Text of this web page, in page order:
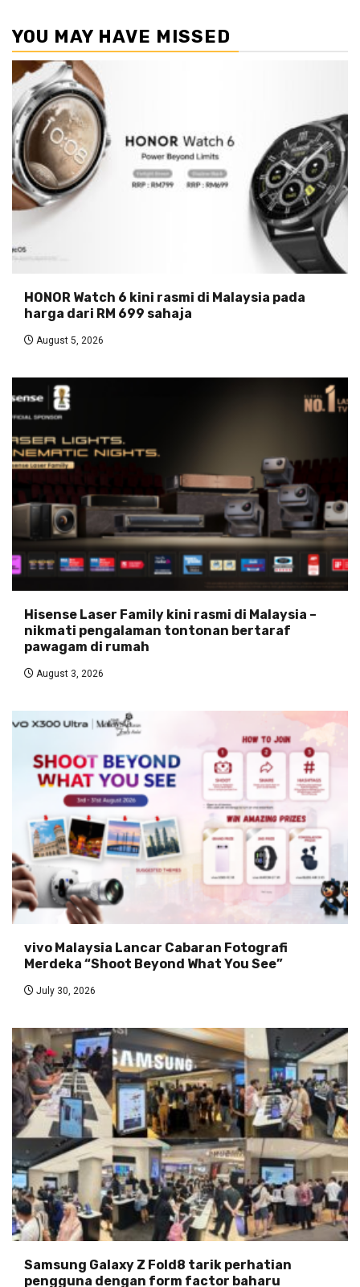
YOU MAY HAVE MISSED
HONOR Watch 6 kini rasmi di Malaysia pada
harga dari RM 699 sahaja
August 5, 2026
Hisense Laser Family kini rasmi di Malaysia –
nikmati pengalaman tontonan bertaraf
pawagam di rumah
August 3, 2026
vivo Malaysia Lancar Cabaran Fotografi
Merdeka “Shoot Beyond What You See”
July 30, 2026
Samsung Galaxy Z Fold8 tarik perhatian
pengguna dengan form factor baharu